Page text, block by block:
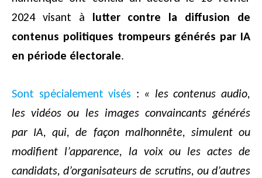
2024 visant à lutter contre la diffusion de
contenus politiques trompeurs générés par IA
en période électorale.
Sont spécialement visés : « les contenus audio,
les vidéos ou les images convaincants générés
par IA, qui, de façon malhonnête, simulent ou
modifient l’apparence, la voix ou les actes de
candidats, d’organisateurs de scrutins, ou d’autres